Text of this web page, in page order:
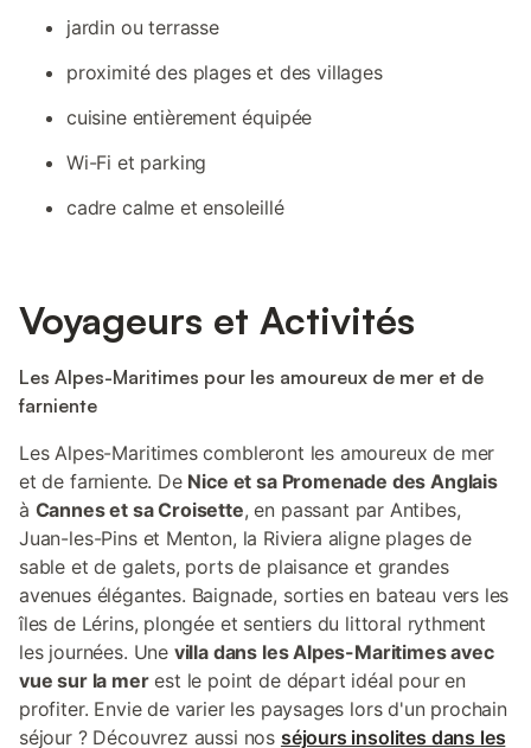
jardin ou terrasse
proximité des plages et des villages
cuisine entièrement équipée
Wi-Fi et parking
cadre calme et ensoleillé
Voyageurs et Activités
Les Alpes-Maritimes pour les amoureux de mer et de
farniente
Les Alpes-Maritimes combleront les amoureux de mer
et de farniente. De Nice et sa Promenade des Anglais
à Cannes et sa Croisette, en passant par Antibes,
Juan-les-Pins et Menton, la Riviera aligne plages de
sable et de galets, ports de plaisance et grandes
avenues élégantes. Baignade, sorties en bateau vers les
îles de Lérins, plongée et sentiers du littoral rythment
les journées. Une villa dans les Alpes-Maritimes avec
vue sur la merest le point de départ idéal pour en
profiter. Envie de varier les paysages lors d'un prochain
séjour ? Découvrez aussi nos séjours insolites dans les